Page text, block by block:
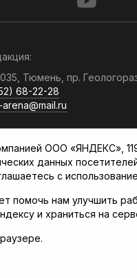
Тюмень, пр.
68-22-28
arena@mail.ru
продаж:
68-89-78ООО «ЯНДЕКС»,
данных
с
помочь нам улучшить
и храниться на